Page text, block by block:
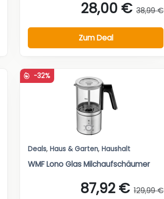
28,00 € 38,99 €
Zum Deal
-32%
Deals, Haus & Garten, Haushalt
WMF Lono Glas Milchaufschäumer
87,92 € 129,99 €